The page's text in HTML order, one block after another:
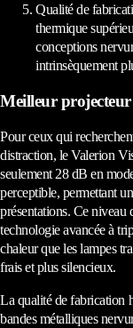
Qualité de
thermique
conceptions
intrinsèquement
Meilleur
Pour ceux qui
distraction, le Valerion
seulement 28 dB en
perceptible, permettant
présentations. Ce niveau
technologie avancée à
chaleur que les lampes
frais et plus silencieux.
La qualité de fabrication
bandes métalliques